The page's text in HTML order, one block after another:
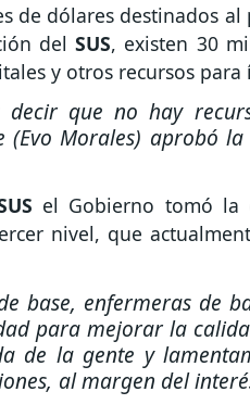
de dólares destinados
del SUS, existen 30
y otros recursos para
que no hay
(Evo Morales) aprobó
el Gobierno tomó la
nivel, que
base, enfermeras de
para mejorar la
de la gente y
al margen del